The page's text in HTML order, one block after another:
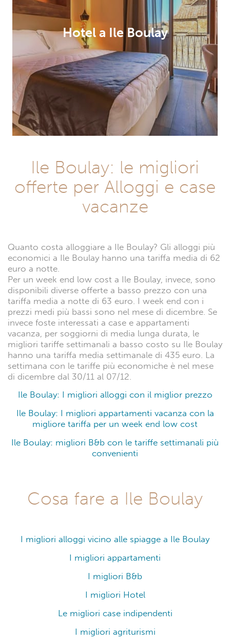
Hotel a Ile Boulay
Ile Boulay: le migliori
offerte per Alloggi e case
vacanze
Quanto costa alloggiare a Ile Boulay? Gli alloggi più
economici a Ile Boulay hanno una tariffa media di 62
euro a notte.
Per un week end low cost a Ile Boulay, invece, sono
disponibili diverse offerte a basso prezzo con una
tariffa media a notte di 63 euro. I week end con i
prezzi medi più bassi sono nel mese di dicembre. Se
invece foste interessati a case e appartamenti
vacanza, per soggiorni di media lunga durata, le
migliori tariffe settimanali a basso costo su Ile Boulay
hanno una tariffa media settimanale di 435 euro. La
settimana con le tariffe più economiche è nel mese
di dicembre dal 30/11 al 07/12.
Ile Boulay: I migliori alloggi con il miglior prezzo
Ile Boulay: I migliori appartamenti vacanza con la
migliore tariffa per un week end low cost
Ile Boulay: migliori B&b con le tariffe settimanali più
convenienti
Cosa fare a Ile Boulay
I migliori alloggi vicino alle spiagge a Ile Boulay
I migliori appartamenti
I migliori B&b
I migliori Hotel
Le migliori case indipendenti
I migliori agriturismi